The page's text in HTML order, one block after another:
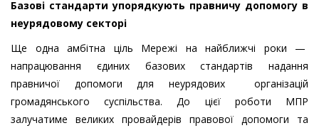
Базові стандарти упорядкують правничу допомогу в
неурядовому секторі
Ще одна амбітна ціль Мережі на найближчі роки —
напрацювання єдиних базових стандартів надання
правничої допомоги для неурядових організацій
громадянського суспільства. До цієї роботи МПР
залучатиме великих провайдерів правової допомоги та